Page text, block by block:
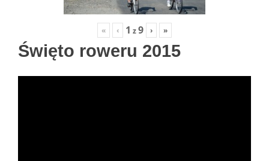
« ‹ 1 z9 › »
Święto roweru 2015